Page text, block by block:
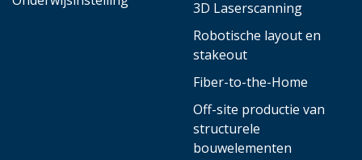
3D Laserscanning
Robotische layout en
stakeout
Fiber-to-the-Home
Off-site productie van
structurele
bouwelementen